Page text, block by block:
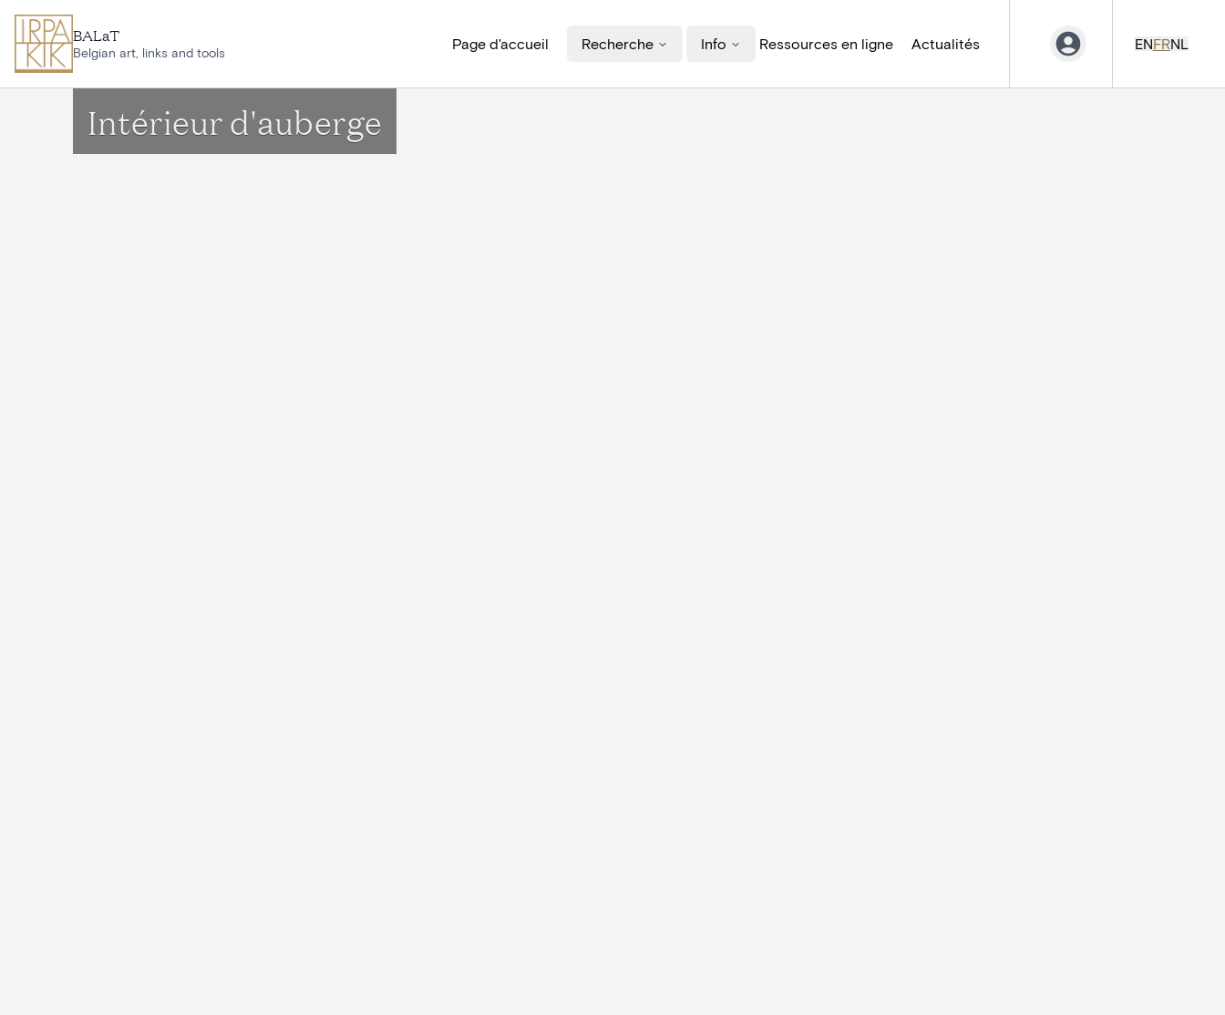
BALaT
Belgian art, links and tools
Page d'accueil Recherche Info Ressources en ligne Actualités ENFRNL
Intérieur d'auberge